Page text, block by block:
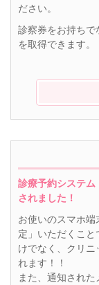
ださい。
診察券をお持ちで
を取得できます。
診療予約システム
されました！
お使いのスマホ
定」いただくこ
けでなく、クリ
れます！！
また、通知され